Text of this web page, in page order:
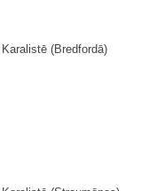
(Bredfordā)